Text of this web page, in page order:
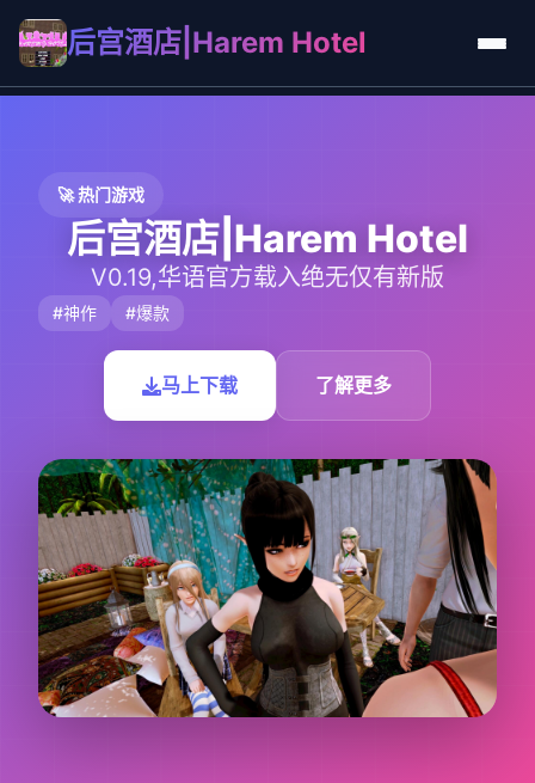
后宫酒店|Harem Hotel
🚀 热门游戏
后宫酒店|Harem Hotel
V0.19,华语官方载入绝无仅有新版
#神作 #爆款
马上下载 了解更多